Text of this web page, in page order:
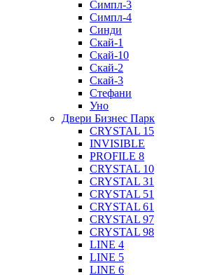
Симпл-3
Симпл-4
Синди
Скай-1
Скай-10
Скай-2
Скай-3
Стефани
Уно
Двери Бизнес Парк
CRYSTAL 15
INVISIBLE
PROFILE 8
CRYSTAL 10
CRYSTAL 31
CRYSTAL 51
CRYSTAL 61
CRYSTAL 97
CRYSTAL 98
LINE 4
LINE 5
LINE 6